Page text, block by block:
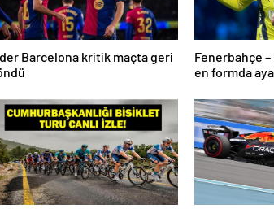
Barcelona kritik maçta geri
Fenerbahçe
en formda